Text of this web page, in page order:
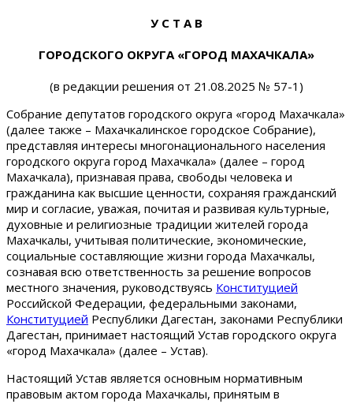
У С Т А В
ГОРОДСКОГО ОКРУГА «ГОРОД МАХАЧКАЛА»
(в редакции решения от 21.08.2025 № 57-1)
Собрание депутатов городского округа «город Махачкала»
(далее также – Махачкалинское городское Собрание),
представляя интересы многонационального населения
городского округа город Махачкала» (далее – город
Махачкала), признавая права, свободы человека и
гражданина как высшие ценности, сохраняя гражданский
мир и согласие, уважая, почитая и развивая культурные,
духовные и религиозные традиции жителей города
Махачкалы, учитывая политические, экономические,
социальные составляющие жизни города Махачкалы,
сознавая всю ответственность за решение вопросов
местного значения, руководствуясь Конституцией
Российской Федерации, федеральными законами,
Конституцией Республики Дагестан, законами Республики
Дагестан, принимает настоящий Устав городского округа
«город Махачкала» (далее – Устав).
Настоящий Устав является основным нормативным
правовым актом города Махачкалы, принятым в